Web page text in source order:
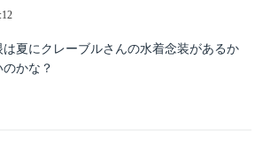
夏にクレーブルさんの水着念装があるか
かな？